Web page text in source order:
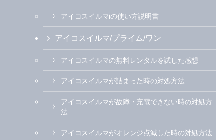
アイコスイルマiの使い方説明書
アイコスイルマ/プライム/ワン
アイコスイルマの無料レンタルを試した感想
アイコスイルマが詰まった時の対処方法
アイコスイルマが故障・充電できない時の対処方
法
アイコスイルマがオレンジ点滅した時の対処方法